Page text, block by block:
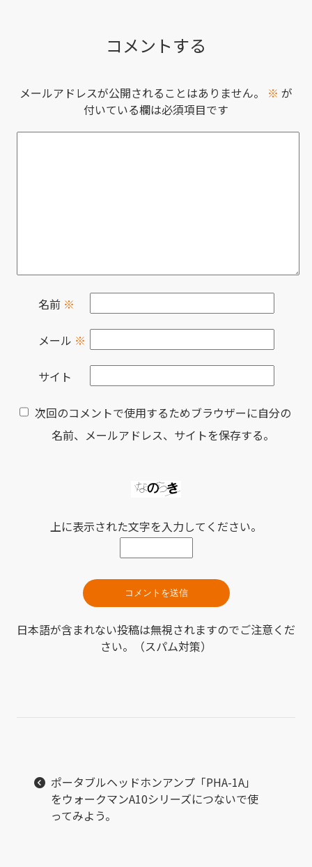
コメントする
メールアドレスが公開されることはありません。 ※ が
付いている欄は必須項目です
名前 ※
メール ※
サイト
次回のコメントで使用するためブラウザーに自分の
名前、メールアドレス、サイトを保存する。
上に表示された文字を入力してください。
日本語が含まれない投稿は無視されますのでご注意くだ
さい。（スパム対策）
ポータブルヘッドホンアンプ「PHA-1A」
をウォークマンA10シリーズにつないで使
ってみよう。